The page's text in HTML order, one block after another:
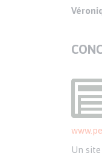
Un